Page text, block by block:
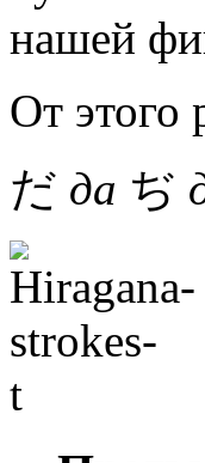
нашей
От этого
だ да ぢ